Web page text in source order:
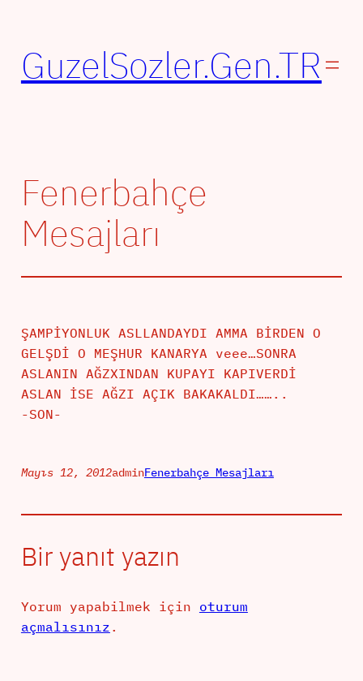
GuzelSozler.Gen.TR
Fenerbahçe
Mesajları
ŞAMPİYONLUK ASLLANDAYDI AMMA BİRDEN O
GELŞDİ O MEŞHUR KANARYA veee…SONRA
ASLANIN AĞZXINDAN KUPAYI KAPIVERDİ
ASLAN İSE AĞZI AÇIK BAKAKALDI……..
-SON-
Mayıs 12, 2012adminFenerbahçe Mesajları
Bir yanıt yazın
Yorum yapabilmek için oturum
açmalısınız .